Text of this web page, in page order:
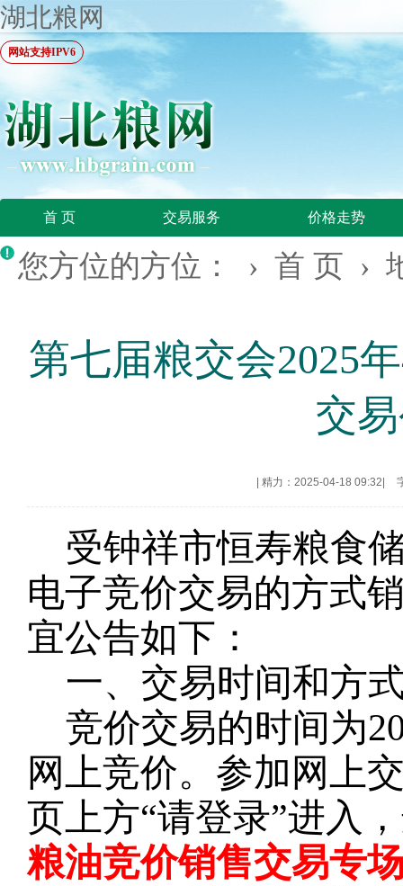
湖北粮网
网站支持IPV6
首 页 交易服务 价格走势
您方位的方位： › 首 页 ›
第七届粮交会2025
交
精力：2025-04-18 09:32
受钟祥市恒寿粮食
电子竞价交易的方式
宜公告如下：
一、交易时间和方
竞价交易的时间为
网上竞价。参加网上
页上方“请登录”进入
粮油竞价销售交易专